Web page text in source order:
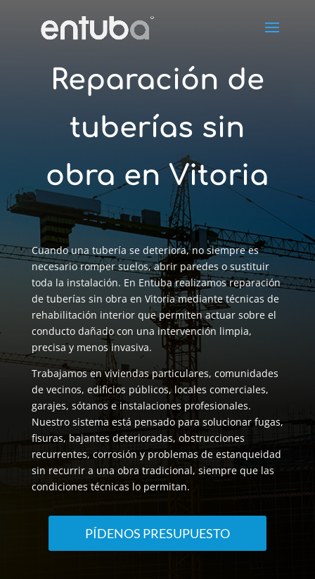
Reparación de
tuberías sin
obra en Vitoria
Cuando una tubería se deteriora, no siempre es
necesario romper suelos, abrir paredes o sustituir
toda la instalación. En Entuba realizamos reparación
de tuberías sin obra en Vitoria mediante técnicas de
rehabilitación interior que permiten actuar sobre el
conducto dañado con una intervención limpia,
precisa y menos invasiva.
Trabajamos en viviendas particulares, comunidades
de vecinos, edificios públicos, locales comerciales,
garajes, sótanos e instalaciones profesionales.
Nuestro sistema está pensado para solucionar fugas,
fisuras, bajantes deterioradas, obstrucciones
recurrentes, corrosión y problemas de estanqueidad
sin recurrir a una obra tradicional, siempre que las
condiciones técnicas lo permitan.
PÍDENOS PRESUPUESTO